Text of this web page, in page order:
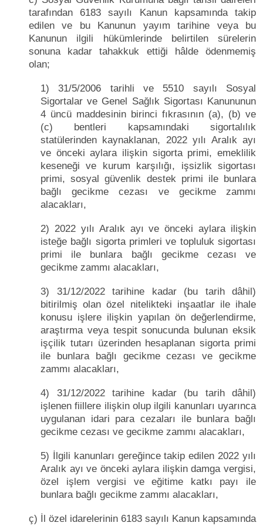
tarafından 6183 sayılı Kanun kapsamında takip
edilen ve bu Kanunun yayım tarihine veya bu
Kanunun ilgili hükümlerinde belirtilen sürelerin
sonuna kadar tahakkuk ettiği hâlde ödenmemiş
olan;
1) 31/5/2006 tarihli ve 5510 sayılı Sosyal
Sigortalar ve Genel Sağlık Sigortası Kanununun
4 üncü maddesinin birinci fıkrasının (a), (b) ve
(c) bentleri kapsamındaki sigortalılık
statülerinden kaynaklanan, 2022 yılı Aralık ayı
ve önceki aylara ilişkin sigorta primi, emeklilik
keseneği ve kurum karşılığı, işsizlik sigortası
primi, sosyal güvenlik destek primi ile bunlara
bağlı gecikme cezası ve gecikme zammı
alacakları,
2) 2022 yılı Aralık ayı ve önceki aylara ilişkin
isteğe bağlı sigorta primleri ve topluluk sigortası
primi ile bunlara bağlı gecikme cezası ve
gecikme zammı alacakları,
3) 31/12/2022 tarihine kadar (bu tarih dâhil)
bitirilmiş olan özel nitelikteki inşaatlar ile ihale
konusu işlere ilişkin yapılan ön değerlendirme,
araştırma veya tespit sonucunda bulunan eksik
işçilik tutarı üzerinden hesaplanan sigorta primi
ile bunlara bağlı gecikme cezası ve gecikme
zammı alacakları,
4) 31/12/2022 tarihine kadar (bu tarih dâhil)
işlenen fiillere ilişkin olup ilgili kanunları uyarınca
uygulanan idari para cezaları ile bunlara bağlı
gecikme cezası ve gecikme zammı alacakları,
5) İlgili kanunları gereğince takip edilen 2022 yılı
Aralık ayı ve önceki aylara ilişkin damga vergisi,
özel işlem vergisi ve eğitime katkı payı ile
bunlara bağlı gecikme zammı alacakları,
ç) İl özel idarelerinin 6183 sayılı Kanun kapsamında